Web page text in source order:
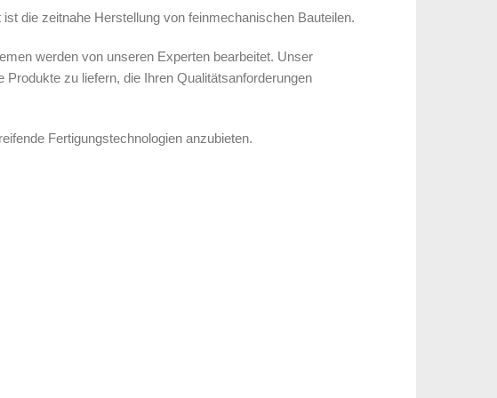
die zeitnahe Herstellung von feinmechanischen Bauteilen.
werden von unseren Experten bearbeitet. Unser
zu liefern, die Ihren Qualitätsanforderungen
Fertigungstechnologien anzubieten.